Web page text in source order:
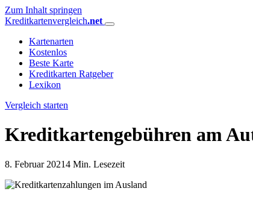
Zum Inhalt springen
Kreditkartenvergleich.net
Kartenarten
Kostenlos
Beste Karte
Kreditkarten Ratgeber
Lexikon
Vergleich starten
Kreditkartengebühren am
8. Februar 20214 Min. Lesezeit